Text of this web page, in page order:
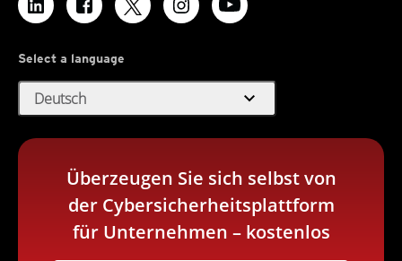
Select a language
Deutsch expand_more
Überzeugen Sie sich selbst von
der Cybersicherheitsplattform
für Unternehmen – kostenlos